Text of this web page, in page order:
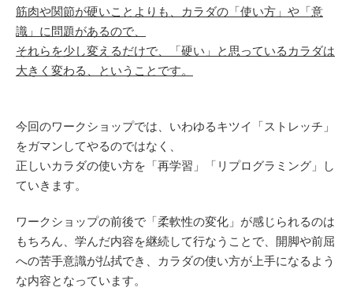
筋肉や関節が硬いことよりも、カラダの「使い方」や「意
識」に問題があるので、
それらを少し変えるだけで、「硬い」と思っているカラダは
大きく変わる、ということです。
今回のワークショップでは、いわゆるキツイ「ストレッチ」
をガマンしてやるのではなく、
正しいカラダの使い方を「再学習」「リプログラミング」し
ていきます。
ワークショップの前後で「柔軟性の変化」が感じられるのは
もちろん、学んだ内容を継続して行なうことで、開脚や前屈
への苦手意識が払拭でき、カラダの使い方が上手になるよう
な内容となっています。